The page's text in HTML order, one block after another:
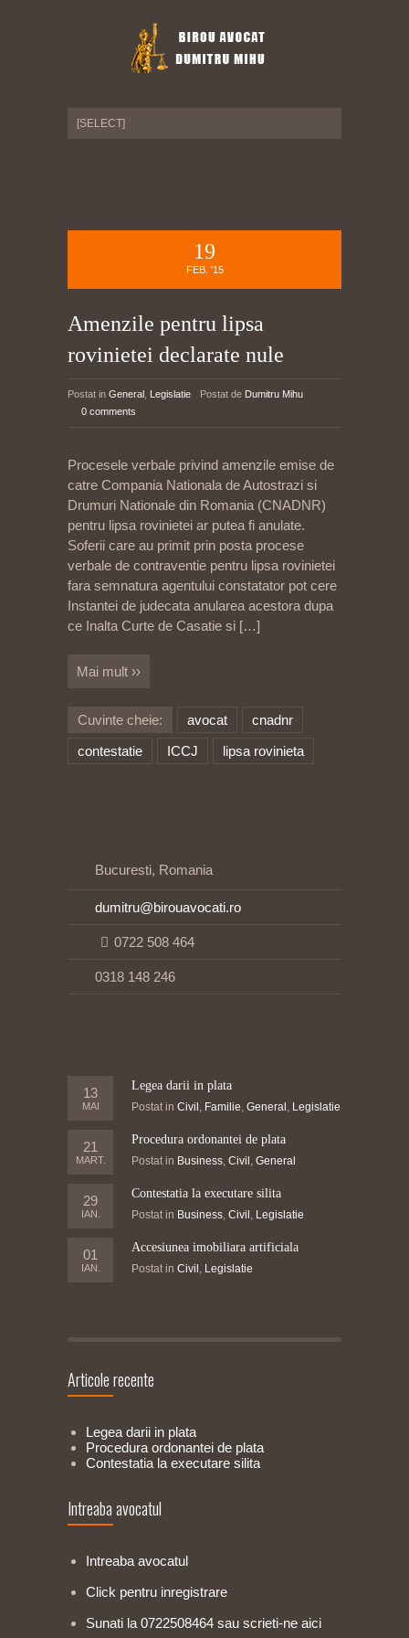
19
FEB. '15
Amenzile pentru lipsa
rovinietei declarate nule
Postat in General Legislatie Postat de Dumitru Mihu
0 comments
Procesele verbale privind amenzile emise de
catre Compania Nationala de Autostrazi si
Drumuri Nationale din Romania (CNADNR)
pentru lipsa rovinietei ar putea fi anulate.
Soferii care au primit prin posta procese
verbale de contraventie pentru lipsa rovinietei
fara semnatura agentului constatator pot cere
Instantei de judecata anularea acestora dupa
ce Inalta Curte de Casatie si […]
Mai mult ››
Cuvinte cheie: avocat
cnadnr
contestatie
ICCJ lipsa rovinieta
Bucuresti, Romania
dumitru@birouavocati.ro
0722 508 464
0318 148 246
13
MAI
Legea darii in plata
Postat in Civil , Familie, General , Legislatie
21
MART.
Procedura ordonantei de plata
Postat in Business, Civil , General
29
IAN.
Contestatia la executare silita
Postat in Business, Civil , Legislatie
01
IAN.
Accesiunea imobiliara artificiala
Postat in Civil , Legislatie
Articole recente
Legea darii in plata
Procedura ordonantei de plata
Contestatia la executare silita
Intreaba avocatul
Intreaba avocatul
Click pentru inregistrare
Sunati la 0722508464 sau scrieti-ne aici